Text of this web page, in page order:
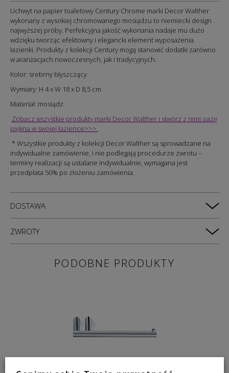
Uchwyt na papier toaletowy Century Chrome marki Decor Walther
wykonany z wysokiej chromowanego mosiądzu to niemiecki design
najwyższej próby. Perfekcyjna jakość wykonania nadaje mu dużo
wdzięku tworząc efektowny i elegancki element wyposażenia
łazienki. Produkty z kolekcji Century mogą stanowić dodatki zarówno
w aranżacjach nowoczesnych, jak i tradycyjnych.
Kolor: srebrny błyszczący
Wymiary: H 4 x W 18 x D 8,5 cm
Materiał: mosiądz
Zobacz wszystkie produkty marki Decor Walther i stwórz z nimi oazę
piękna w swojej łazience>>>.
* Wszystkie produkty z kolekcji Decor Walther są sprowadzane na
indywidualne zamówienie, i nie podlegają procedurze zwrotu –
terminy realizacji są ustalane indywidualnie, wymagana jest
przedpłata 50% po złożeniu zamówienia.
DOSTAWA
ZWROTY
PODOBNE PRODUKTY